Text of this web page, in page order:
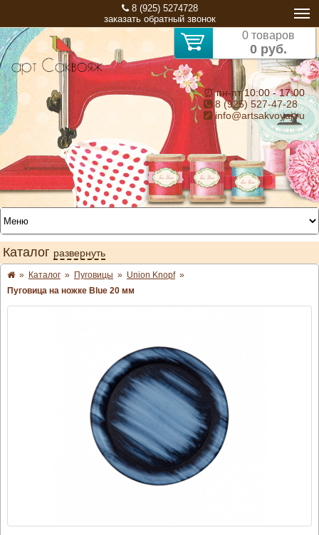
8 (925) 5274728
заказать обратный звонок
0 товаров
0 руб.
⏰ пн-пт 10:00 - 17:00
8 (925) 527-47-28
info@artsakvoyaj.ru
Каталог развернуть
» Каталог » Пуговицы » Union Knopf »
Пуговица на ножке Blue 20 мм